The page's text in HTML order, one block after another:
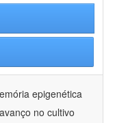
epigenética
no cultivo